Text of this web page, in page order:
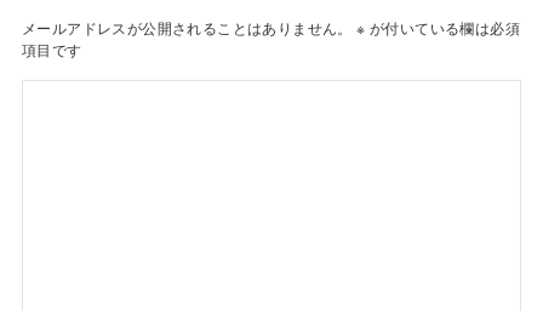
メールアドレスが公開されることはありません。 ※ が付いている欄は必須
項目です